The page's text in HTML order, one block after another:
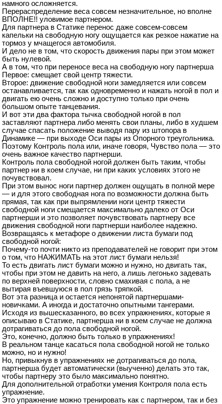
намного осложняется.
Перераспределение веса совсем незначительное, но вполне
ВПОЛНЕ!! уловимое партнером.
Для партнера в Статике перенос даже совсем-совсем
капельки на свободную ногу ощущается как резкое нажатие на
тормоз у мчащегося автомобиля.
И дело не в том, что скорость движения пары при этом может
быть нулевой.
А в том, что при переносе веса на свободную ногу партнерша
Первое: смещает свой центр тяжести.
Второе: движение свободной ноги замедляется или совсем
останавливается, так как одновременно и нажать ногой в пол и
двигать ею очень сложно и доступно только при очень
большом опыте танцевания.
И вот эти два фактора тычка свободной ногой в пол
заставляют партнера либо менять свои планы, либо в худшем
случае спасать положение выводя пару из штопора в
Динамике — при выходе Оси пары из Опорного треугольника.
Поэтому Контроль пола или, иначе говоря, Чувство пола — это
очень важное качество партнерши.
Контроль пола свободной ногой должен быть таким, чтобы
партнер ни в коем случае, ни при каких условиях этого не
почувствовал.
При этом вынос ноги партнер должен ощущать в полной мере
— и для этого свободная нога по возможности должна быть
прямая, так как при выпрямлении ноги центр тяжести
свободной ноги смещается максимально далеко от Оси
партнерши и это позволяет почувствовать партнеру все
движения свободной ноги партнерши наиболее надежно.
Возвращаясь к метафоре о движении листа бумаги под
свободной ногой:
Почему-то почти никто из преподавателей не говорит при этом
о том, что НАЖИМАТЬ на этот лист бумаги нельзя!
То есть двигать лист бумаги можно и нужно, но двигать так,
чтобы при этом не давить на него, а лишь легонько задевать
по верхней поверхности, словно смахивая с пола, а не
вытирая въевшуюся в пол грязь тряпкой.
Вот эта разница и остается непонятой партнершами-
новичками. А иногда и достаточно опытными тангерами.
Исходя из вышесказанного, во всех упражнениях, которые я
описываю в Статике, партнерша ни в коем случае не должна
дотрагиваться до пола свободной ногой.
Это, конечно, должно быть только в упражнениях!
В реальном танце касаться пола свободной ногой не только
можно, но и нужно!
Но, привыкнув в упражнениях не дотрагиваться до пола,
партнерша будет автоматически (выученно) делать это так,
чтобы партнеру это было максимально понятно.
Для дополнительной отработки умения Контроля пола есть
упражнение.
Это упражнение можно тренировать как с партнером, так и без